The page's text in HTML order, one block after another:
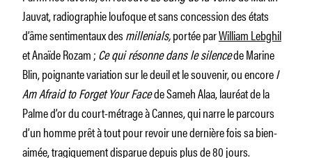
Jauvat, radiographie loufoque et sans concession des états
d’âme sentimentaux desmillenials,portée parWilliam Lebghil
et Anaïde Rozam ;Ce qui résonne dans le silencede Marine
Blin, poignante variation sur le deuil et le souvenir, ou encoreI
Am Afraid to Forget Your Facede Sameh Alaa, lauréat de la
Palme d’or du court-métrage à Cannes, qui narre le parcours
d’un homme prêt à tout pour revoir une dernière fois sa bien-
aimée, tragiquement disparue depuis plus de 80 jours.